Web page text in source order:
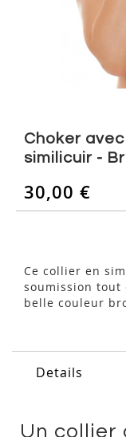
the
beginning
the
images
Choker
similicuir -
30,00 €
Ce collier en
soumission tout
belle couleur
Details
Un collier